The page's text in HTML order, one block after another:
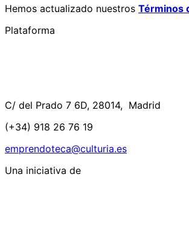
Hemos actualizado nuestros Términos
Plataforma
C/ del Prado 7 6D, 28014, Madrid
(+34) 918 26 76 19
emprendoteca@culturia.es
Una iniciativa de